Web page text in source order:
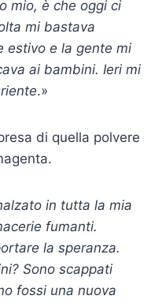
mio, è che oggi ci
mi bastava
estivo e la gente mi
ai bambini. Ieri mi
.»
di quella polvere
in tutta la mia
fumanti.
la speranza.
Sono scappati
fossi una nuova